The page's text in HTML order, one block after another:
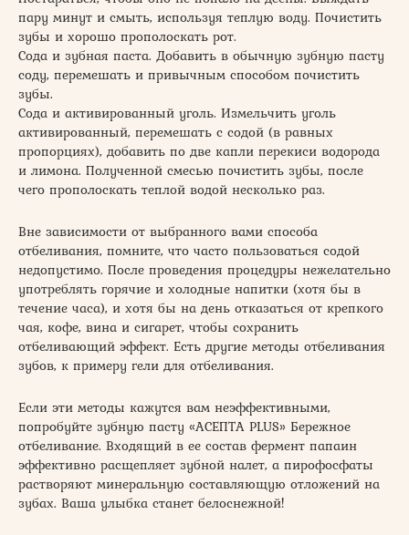
пару минут и смыть, используя теплую воду. Почистить
зубы и хорошо прополоскать рот.
Сода и зубная паста. Добавить в обычную зубную пасту
соду, перемешать и привычным способом почистить
зубы.
Сода и активированный уголь. Измельчить уголь
активированный, перемешать с содой (в равных
пропорциях), добавить по две капли перекиси водорода
и лимона. Полученной смесью почистить зубы, после
чего прополоскать теплой водой несколько раз.
Вне зависимости от выбранного вами способа
отбеливания, помните, что часто пользоваться содой
недопустимо. После проведения процедуры нежелательно
употреблять горячие и холодные напитки (хотя бы в
течение часа), и хотя бы на день отказаться от крепкого
чая, кофе, вина и сигарет, чтобы сохранить
отбеливающий эффект. Есть другие методы отбеливания
зубов, к примеру гели для отбеливания.
Если эти методы кажутся вам неэффективными,
попробуйте зубную пасту «АСЕПТА PLUS» Бережное
отбеливание. Входящий в ее состав фермент папаин
эффективно расщепляет зубной налет, а пирофосфаты
растворяют минеральную составляющую отложений на
зубах. Ваша улыбка станет белоснежной!